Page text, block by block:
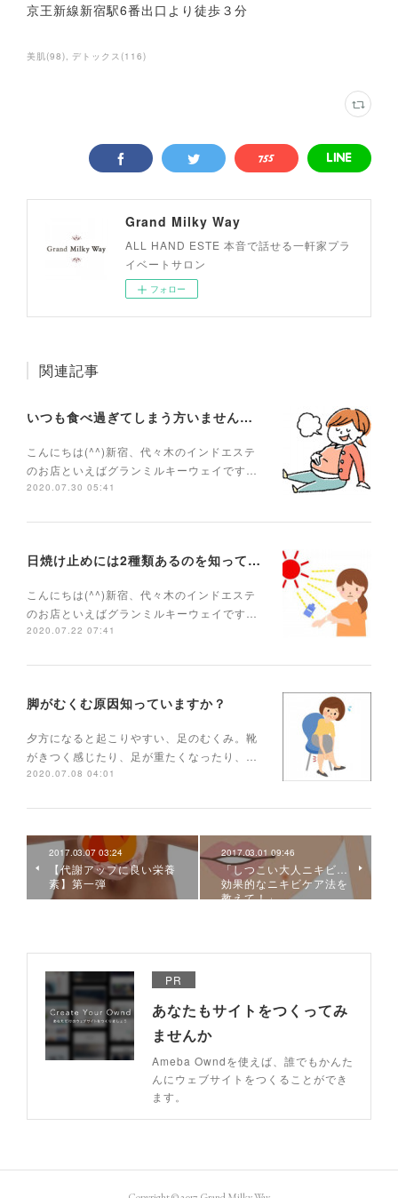
京王新線新宿駅6番出口より徒歩３分
美肌(98) デトックス (116)
Grand Milky Way
ALL HAND ESTE 本音で話せる一軒家プラ
イベートサロン
フォロー
関連記事
いつも食べ過ぎてしまう方いませんか？
こんにちは(^^)新宿、代々木のインドエステ
のお店といえばグランミルキーウェイです…
2020.07.30 05:41
日焼け止めには2種類あるのを知っていますか？
こんにちは(^^)新宿、代々木のインドエステ
のお店といえばグランミルキーウェイです…
2020.07.22 07:41
脚がむくむ原因知っていますか？
夕方になると起こりやすい、足のむくみ。靴
がきつく感じたり、足が重たくなったり、…
2020.07.08 04:01
2017.03.07 03:24
【代謝アップに良い栄養
素】第一弾
2017.03.01 09:46
「しつこい大人ニキビ…
効果的なニキビケア法を
教えて！」
PR
あなたもサイトをつくってみ
ませんか
Ameba Owndを使えば、誰でもかんた
んにウェブサイトをつくることができ
ます。